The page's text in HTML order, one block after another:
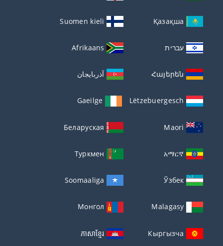
Қазақша
Suomen kieli
עברית Afrikaans
Հայերեն آذربايجان
Lëtzebuergesch
Gaeilge
Maori
Беларуская
አማርኛ
Туркмен
Ўзбек
Soomaaliga
Malagasy
Монгол
Кыргызча
ភាសាខ្មែរ